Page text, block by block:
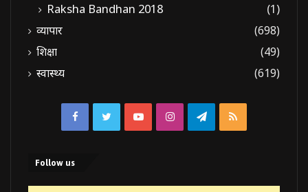
Raksha Bandhan 2018
(1)
व्यापार
(698)
शिक्षा
(49)
स्वास्थ्य
(619)
FacebookTwitterYouTubeInstagramTelegram
RSS
Follow us